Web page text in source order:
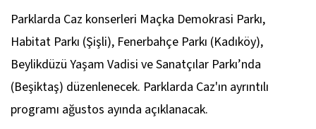
Parklarda Caz konserleri Maçka Demokrasi Parkı,
Habitat Parkı (Şişli), Fenerbahçe Parkı (Kadıköy),
Beylikdüzü Yaşam Vadisi ve Sanatçılar Parkı’nda
(Beşiktaş) düzenlenecek. Parklarda Caz'ın ayrıntılı
programı ağustos ayında açıklanacak.